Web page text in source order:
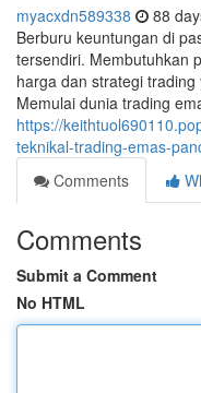
myacxdn589338 88
Berburu keuntungan di
tersendiri. Membutuhkan
harga dan strategi
Memulai dunia trading
https://
teknikal-trading-emas-
Comments
Comments
Submit a Comment
No HTML